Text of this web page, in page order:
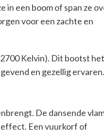
in een boom of span ze
voor een zachte en
Kelvin). Dit bootst
en gezellig ervaren.
De dansende
Een vuurkorf of